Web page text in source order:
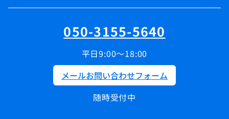
050-3155-5640
平日9:00～18:00
メールお問い合わせフォーム
随時受付中